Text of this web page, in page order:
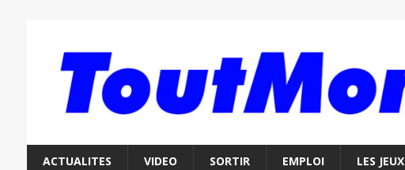
ACTUALITES VIDEO SORTIR EMPLOI LES JEUX